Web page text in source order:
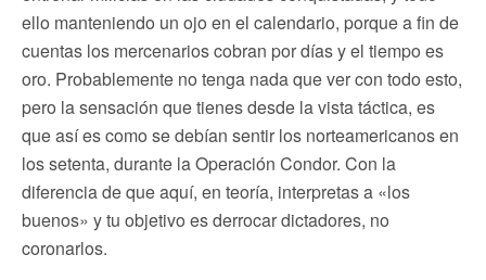
ello manteniendo un ojo en el calendario, porque a fin de
cuentas los mercenarios cobran por días y el tiempo es
oro. Probablemente no tenga nada que ver con todo esto,
pero la sensación que tienes desde la vista táctica, es
que así es como se debían sentir los norteamericanos en
los setenta, durante la Operación Condor. Con la
diferencia de que aquí, en teoría, interpretas a «los
buenos» y tu objetivo es derrocar dictadores, no
coronarlos.